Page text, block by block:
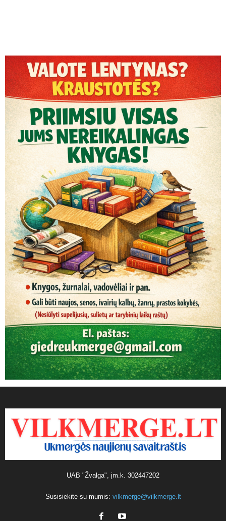
UAB "Žvalga", įm.k. 302447202
Susisiekite su mumis: vilkmerge@vilkmerge.lt